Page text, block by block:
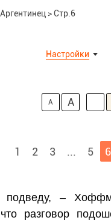
>Стр.6
Настройки
A A
1 2 3 ... 5 6
–
что разговор